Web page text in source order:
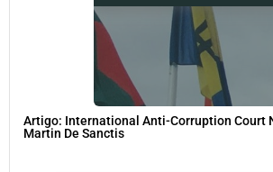
Artigo: International Anti-Corruption Court
Martin De Sanctis